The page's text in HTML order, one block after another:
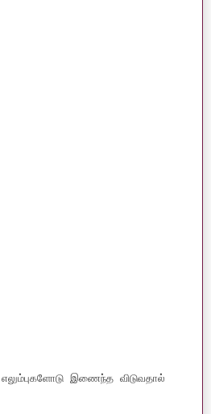
எலும்புகளோடு இணைந்த விடுவதால்